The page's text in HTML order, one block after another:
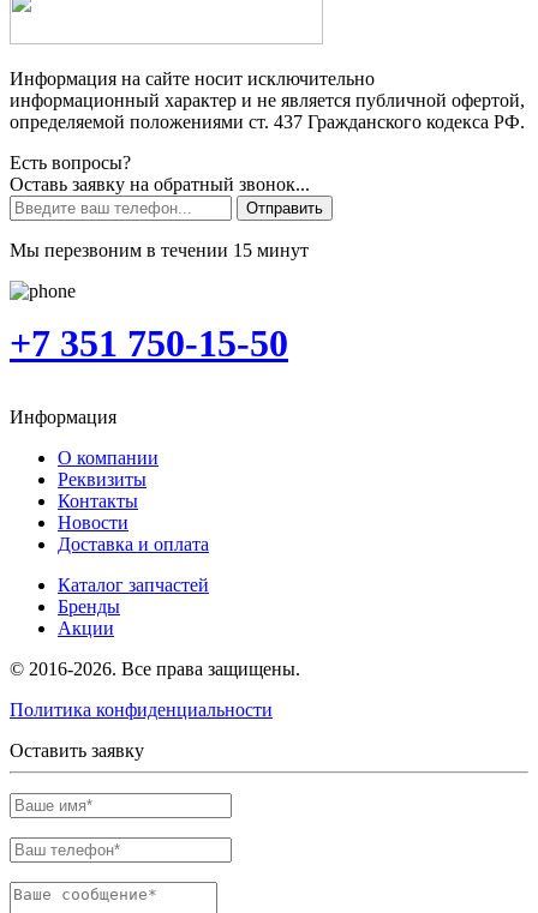
Информация на сайте носит исключительно
информационный характер и не является публичной офертой,
определяемой положениями ст. 437 Гражданского кодекса РФ.
Есть вопросы?
Оставь заявку на обратный звонок...
Отправить
Мы перезвоним в течении 15 минут
+7 351 750-15-50
Информация
О компании
Реквизиты
Контакты
Новости
Доставка и оплата
Каталог запчастей
Бренды
Акции
© 2016-2026. Все права защищены.
Политика конфиденциальности
Оставить заявку